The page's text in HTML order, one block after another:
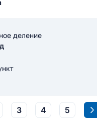
деление
3 4 5
пункта